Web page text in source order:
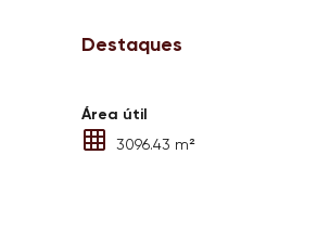
Destaques
Área útil
3096.43 m²